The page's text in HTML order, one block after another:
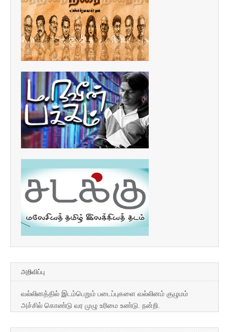
அறிவிப்பு
வல்லினத்தில் இடம்பெறும் படைப்புகளை வல்லினம் குழுமம்
அச்சில் கொண்டு வர முழு உரிமை உண்டு. நன்றி.